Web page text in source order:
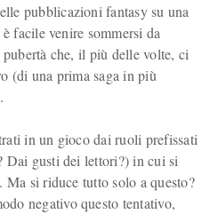
pubblicazioni fantasy su una
facile venire sommersi da
che, il più delle volte, ci
(di una prima saga in più
in un gioco dai ruoli prefissati
Dai gusti dei lettori?) in cui si
si riduce tutto solo a questo?
negativo questo tentativo,